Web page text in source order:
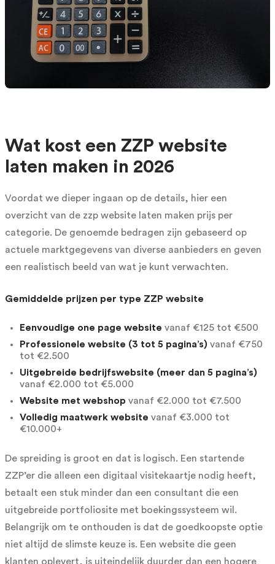
Wat kost een ZZP website
laten maken in 2026
Voordat we dieper ingaan op de details, hier een
overzicht van de zzp website laten maken prijs per
categorie. De genoemde bedragen zijn gebaseerd op
actuele marktgegevens van diverse aanbieders en geven
een realistisch beeld van wat je kunt verwachten.
Gemiddelde prijzen per type ZZP website
Eenvoudige one page website vanaf €125 tot €500
Professionele website (3 tot 5 pagina’s) vanaf €750
tot €2.500
Uitgebreide bedrijfswebsite (meer dan 5 pagina’s)
vanaf €2.000 tot €5.000
Website met webshop vanaf €2.000 tot €7.500
Volledig maatwerk website vanaf €3.000 tot
€10.000+
De spreiding is groot en dat is logisch. Een startende
ZZP’er die alleen een digitaal visitekaartje nodig heeft,
betaalt een stuk minder dan een consultant die een
uitgebreide portfoliosite met boekingssysteem wil.
Belangrijk om te onthouden is dat de goedkoopste optie
niet altijd de slimste keuze is. Een website die geen
klanten oplevert, is uiteindelijk duurder dan een hogere